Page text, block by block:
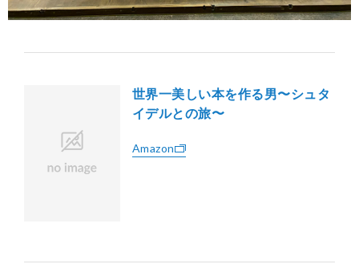
世界一美しい本を作る男〜シュタ
イデルとの旅〜
Amazon